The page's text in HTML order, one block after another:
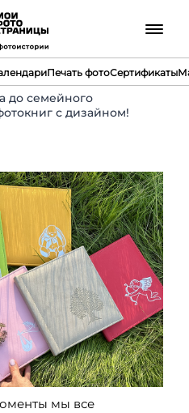
Печать фотоСертификаты
до семейного
с дизайном!
мы все